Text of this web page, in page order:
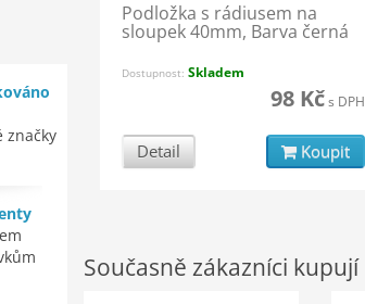
značky
Podložka s rádiusem na
sloupek 40mm, Barva černá
Dostupnost:Skladem
98 Kčs DPH
Detail Koupit
Současně zákazníci kupují